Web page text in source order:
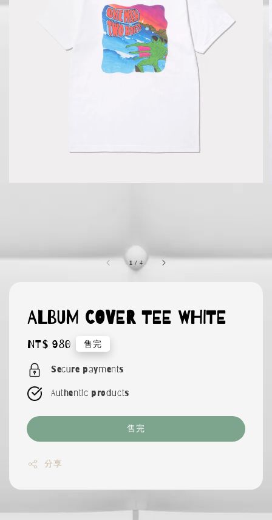
1 / 4
ALBUM COVER TEE WHITE
Regular
price
NT$ 980 售完
Secure payments
Authentic products
售完
分享